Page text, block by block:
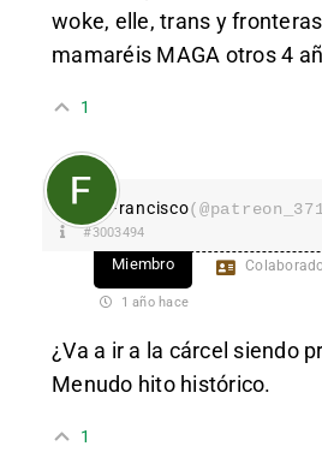
woke, elle, trans y
mamaréis MAGA otros 4
1
Francisco
#3003494
Miembro
1 año hace
¿Va a ir a la cárcel siendo
Menudo hito histórico.
1